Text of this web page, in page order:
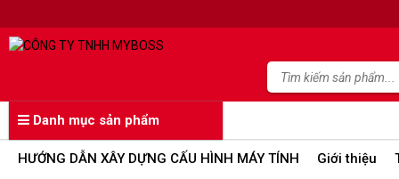
Danh mục sản phẩm
HƯỚNG DẪN XÂY DỰNG CẤU HÌNH MÁY TÍNH Giới thiệu